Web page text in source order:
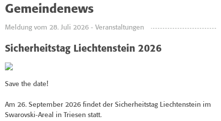
Gemeindenews
Meldung vom 28. Juli 2026 - Veranstaltungen
Sicherheitstag Liechtenstein 2026
Save the date!
Am 26. September 2026 findet der Sicherheitstag Liechtenstein im
Swarovski-Areal in Triesen statt.